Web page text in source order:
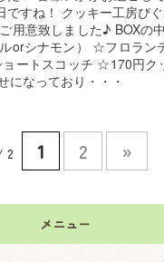
ですね！ クッキー工房ぴ
用意致しました♪ BOXの
orシナモン） ☆フロラン
ートスコッチ ☆170円ク
になっており・・・
2 1 2 »
メニュー